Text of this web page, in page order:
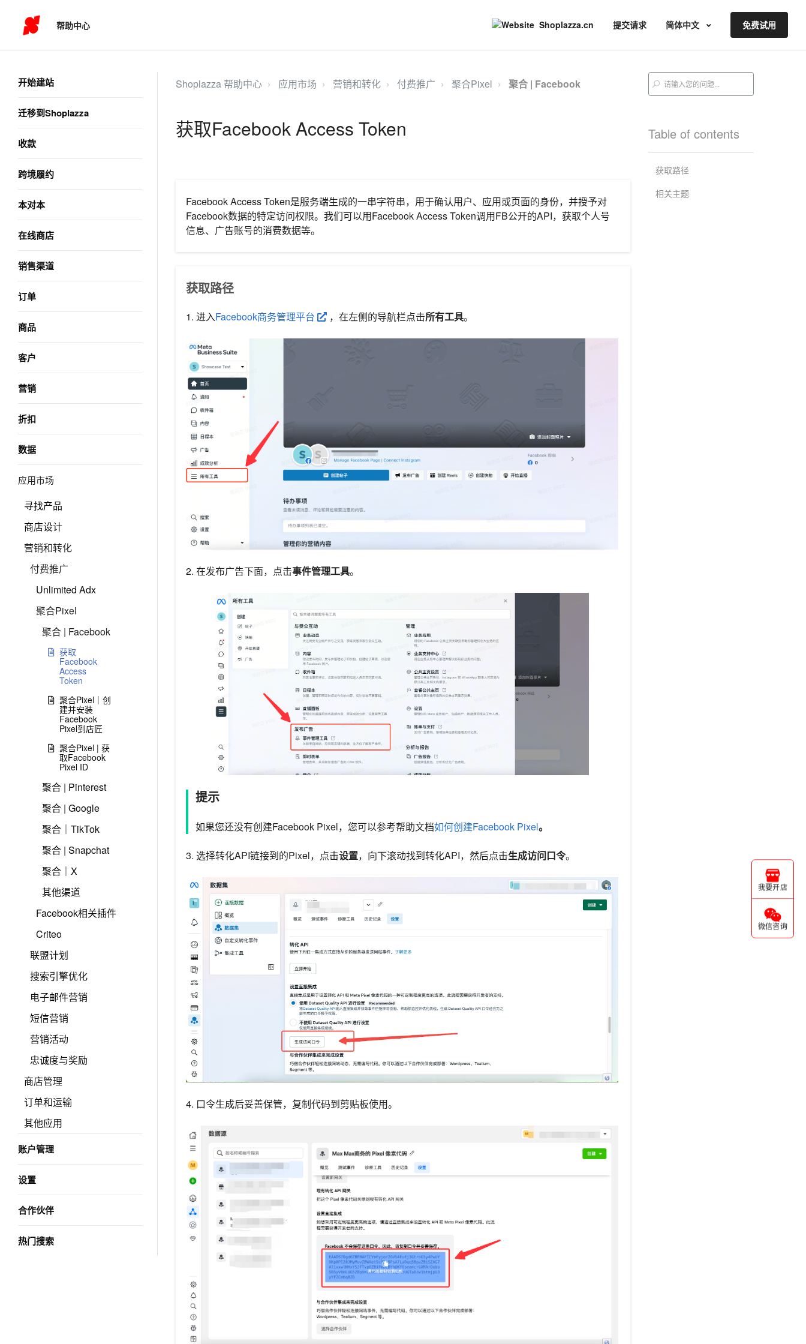
帮助中心 Shoplazza.cn 提交请求 简体中文 免费试用
开始建站
迁移到Shoplazza
收款
跨境履约
本对本
在线商店
销售渠道
订单
商品
客户
营销
折扣
数据
应用市场
寻找产品
商店设计
营销和转化
付费推广
Unlimited Adx
聚合Pixel
聚合 | Facebook
获取
Facebook
Access
Token
聚合Pixel｜创
建并安装
Facebook
Pixel到店匠
聚合Pixel | 获
取Facebook
Pixel ID
聚合 | Pinterest
聚合 | Google
聚合｜TikTok
聚合 | Snapchat
聚合｜X
其他渠道
Facebook相关插件
Criteo
联盟计划
搜索引擎优化
电子邮件营销
短信营销
营销活动
忠诚度与奖励
商店管理
订单和运输
其他应用
账户管理
设置
合作伙伴
热门搜索
Shoplazza 帮助中心 应用市场 营销和转化 付费推广 聚合Pixel 聚合 | Facebook
获取Facebook Access Token
Facebook Access Token是服务端生成的一串字符串，用于确认用户、应用或页面的身份，并授予对
Facebook数据的特定访问权限。我们可以用Facebook Access Token调用FB公开的API，获取个人号
信息、广告账号的消费数据等。
获取路径
1. 进入Facebook商务管理平台 ，在左侧的导航栏点击所有工具。
2. 在发布广告下面，点击事件管理工具。
提示
如果您还没有创建Facebook Pixel，您可以参考帮助文档如何创建Facebook Pixel。
3. 选择转化API链接到的Pixel，点击设置，向下滚动找到转化API，然后点击生成访问口令。
4. 口令生成后妥善保管，复制代码到剪贴板使用。
Table of contents
获取路径
相关主题
我要开店
微信咨询